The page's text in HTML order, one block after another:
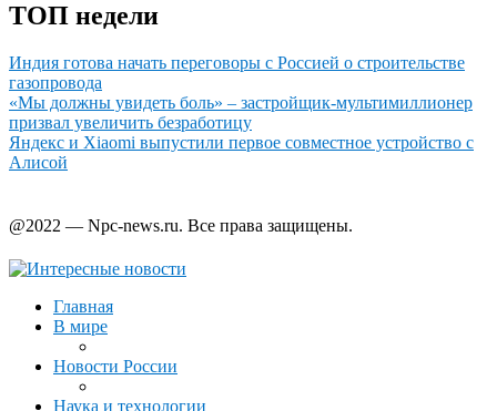
ТОП недели
Индия готова начать переговоры с Россией о строительстве
газопровода
«Мы должны увидеть боль» – застройщик-мультимиллионер
призвал увеличить безработицу
Яндекс и Xiaomi выпустили первое совместное устройство с
Алисой
@2022 — Npc-news.ru. Все права защищены.
Главная
В мире
Новости России
Наука и технологии